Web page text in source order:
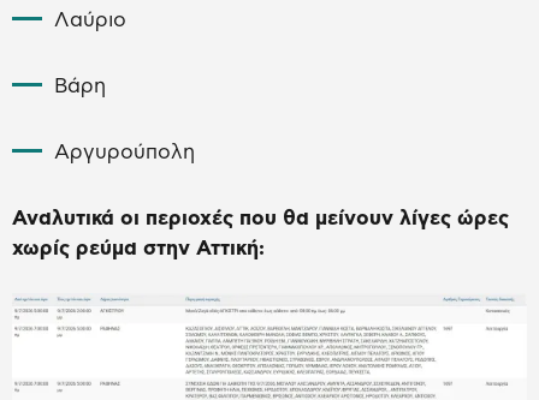
Λαύριο
Βάρη
Αργυρούπολη
Αναλυτικά οι περιοχές που θα μείνουν λίγες ώρες
χωρίς ρεύμα στην Αττική: